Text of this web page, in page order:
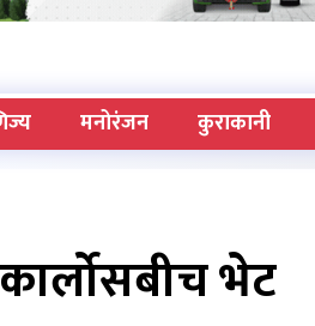
मनोरंजन कुराकानी
भेट